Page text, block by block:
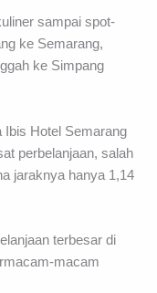
sampai spot-
ke Semarang,
ke Simpang
Ibis Hotel Semarang
perbelanjaan, salah
jaraknya hanya 1,14
terbesar di
macam